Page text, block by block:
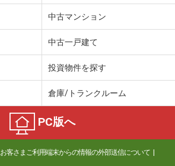
中古マンション
中古一戸建て
投資物件を探す
倉庫/トランクルーム
PC版へ
お客さまご利用端末からの情報の外部送信について